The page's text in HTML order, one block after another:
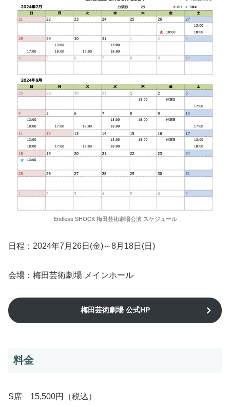
Endless SHOCK 梅田芸術劇場公演 スケジュール
日程：2024年7月26日(金)～8月18日(日)
会場：梅田芸術劇場 メインホール
梅田芸術劇場 公式HP
料金
S席 15,500円（税込）